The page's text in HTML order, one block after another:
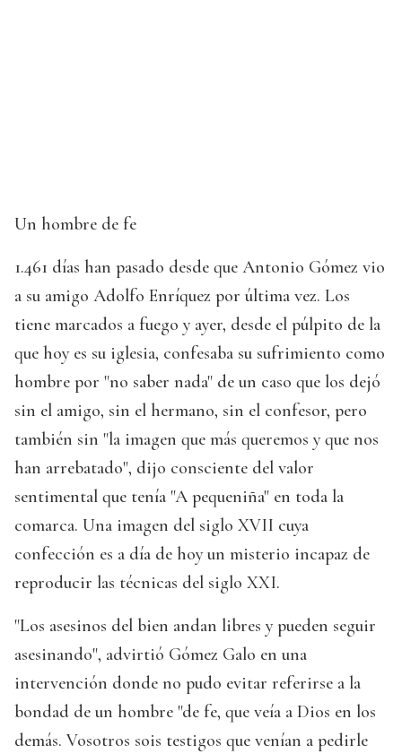
Un hombre de fe
1.461 días han pasado desde que Antonio Gómez vio
a su amigo Adolfo Enríquez por última vez. Los
tiene marcados a fuego y ayer, desde el púlpito de la
que hoy es su iglesia, confesaba su sufrimiento como
hombre por "no saber nada" de un caso que los dejó
sin el amigo, sin el hermano, sin el confesor, pero
también sin "la imagen que más queremos y que nos
han arrebatado", dijo consciente del valor
sentimental que tenía "A pequeniña" en toda la
comarca. Una imagen del siglo XVII cuya
confección es a día de hoy un misterio incapaz de
reproducir las técnicas del siglo XXI.
"Los asesinos del bien andan libres y pueden seguir
asesinando", advirtió Gómez Galo en una
intervención donde no pudo evitar referirse a la
bondad de un hombre "de fe, que veía a Dios en los
demás. Vosotros sois testigos que venían a pedirle